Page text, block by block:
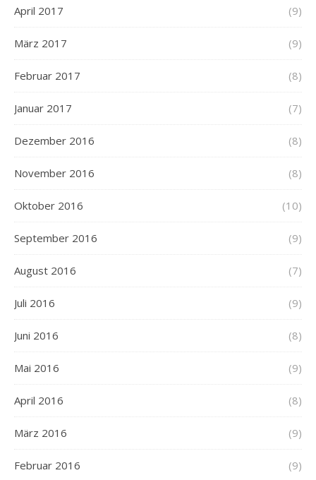
April 2017 (9)
März 2017 (9)
Februar 2017 (8)
Januar 2017 (7)
Dezember 2016 (8)
November 2016 (8)
Oktober 2016 (10)
September 2016 (9)
August 2016 (7)
Juli 2016 (9)
Juni 2016 (8)
Mai 2016 (9)
April 2016 (8)
März 2016 (9)
Februar 2016 (9)